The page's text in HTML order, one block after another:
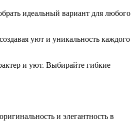
идеальный вариант для любого
уют и уникальность каждого
и уют. Выбирайте гибкие
и элегантность в